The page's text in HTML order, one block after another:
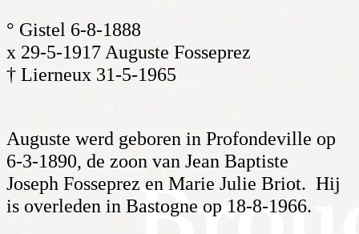
° Gistel 6-8-1888
x 29-5-1917 Auguste Fosseprez
† Lierneux 31-5-1965
Auguste werd geboren in Profondeville op
6-3-1890, de zoon van Jean Baptiste
Joseph Fosseprez en Marie Julie Briot. Hij
is overleden in Bastogne op 18-8-1966.